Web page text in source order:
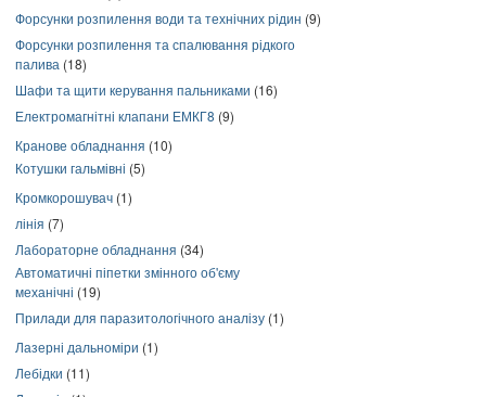
Форсунки розпилення води та технічних рідин (9)
Форсунки розпилення та спалювання рідкого
палива (18)
Шафи та щити керування пальниками (16)
Електромагнітні клапани ЕМКГ8 (9)
Кранове обладнання (10)
Котушки гальмівні (5)
Кромкорошувач (1)
лінія (7)
Лабораторне обладнання (34)
Автоматичні піпетки змінного об'єму
механічні (19)
Прилади для паразитологічного аналізу (1)
Лазерні дальноміри (1)
Лебідки (11)